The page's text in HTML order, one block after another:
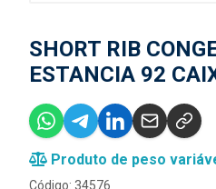
SHORT RIB
ESTANCIA 92
Produto de peso
Código: 34576